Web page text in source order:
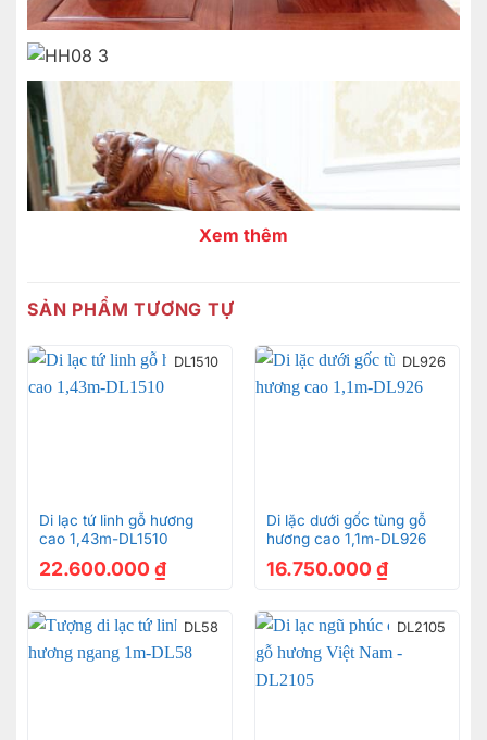
Xem thêm
SẢN PHẨM TƯƠNG TỰ
DL1510
Di lạc tứ linh gỗ hương
cao 1,43m-DL1510
22.600.000 ₫
DL926
Di lặc dưới gốc tùng gỗ
hương cao 1,1m-DL926
16.750.000 ₫
DL58 DL2105